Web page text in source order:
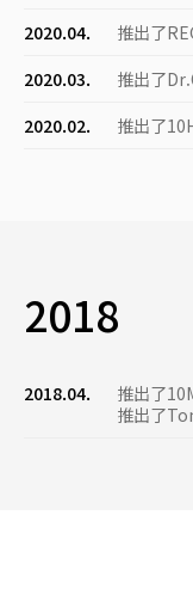
2020.04.
推出了
2020.03.
推出了
2020.02.
推出了
2018
2018.04.
推出了
推出了